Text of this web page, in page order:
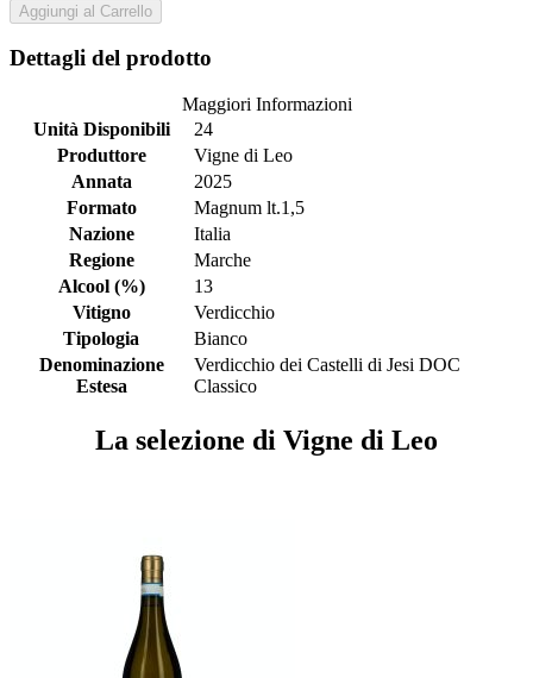
Aggiungi al Carrello
Dettagli del prodotto
Maggiori Informazioni
Unità Disponibili
24
Produttore
Vigne di Leo
Annata
2025
Formato
Magnum lt.1,5
Nazione
Italia
Regione
Marche
Alcool (%)
13
Vitigno
Verdicchio
Tipologia
Bianco
Denominazione
Estesa
Verdicchio dei Castelli di Jesi DOC
Classico
La selezione di Vigne di Leo